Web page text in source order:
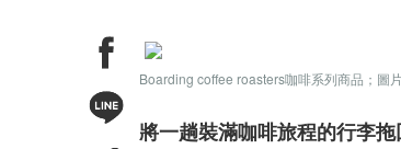
Boarding coffee roasters咖啡系列商品；圖
將一趟裝滿咖啡旅程的行李